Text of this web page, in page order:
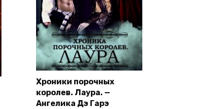
Хроники порочных
королев. Лаура. —
Ангелика Дэ Гарэ